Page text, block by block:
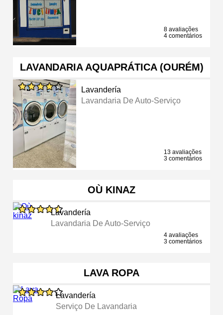
8 avaliações
4 comentários
LAVANDARIA AQUAPRÁTICA (OURÉM)
Lavandería
Lavandaria De Auto-Serviço
13 avaliações
3 comentários
OÙ KINAZ
Lavandería
Lavandaria De Auto-Serviço
4 avaliações
3 comentários
LAVA ROPA
Lavandería
Serviço De Lavandaria